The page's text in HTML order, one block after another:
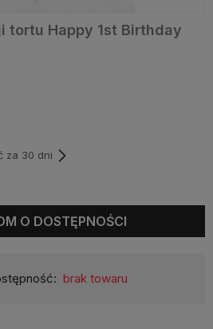
tortu Happy 1st Birthday
za 30 dni
O DOSTĘPNOŚCI
brak towaru